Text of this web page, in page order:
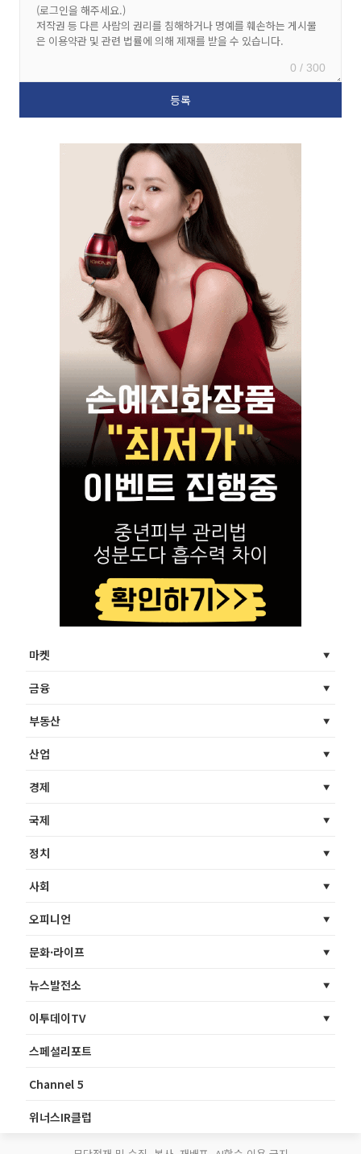
0 / 300
마켓
금융
부동산
산업
경제
국제
정치
사회
오피니언
문화·라이프
뉴스발전소
이투데이TV
스페셜리포트
Channel 5
위너스IR클럽